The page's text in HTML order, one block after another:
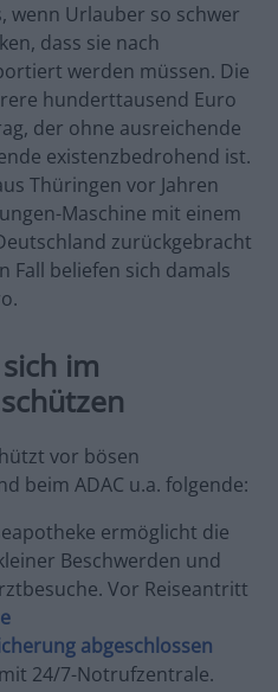
wenn Urlauber so schwer
dass sie nach
werden müssen. Die
hunderttausend Euro
der ohne ausreichende
existenzbedrohend ist.
Thüringen vor Jahren
Maschine mit einem
zurückgebracht
Fall beliefen sich damals
im
vor bösen
beim ADAC u.a. folgende:
ermöglicht die
Beschwerden und
Vor Reiseantritt
abgeschlossen
24/7-Notrufzentrale.